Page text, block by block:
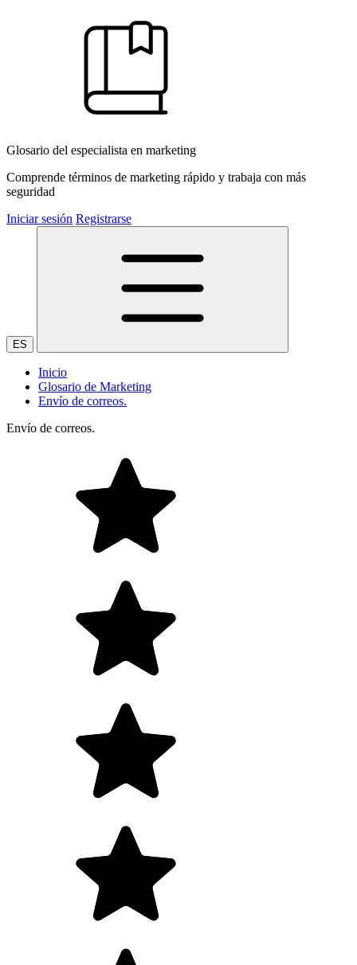
Glosario del especialista en marketing
Comprende términos de marketing rápido y trabaja con más
seguridad
Iniciar sesión Registrarse
ES
Inicio
Glosario de Marketing
Envío de correos.
Envío de correos.